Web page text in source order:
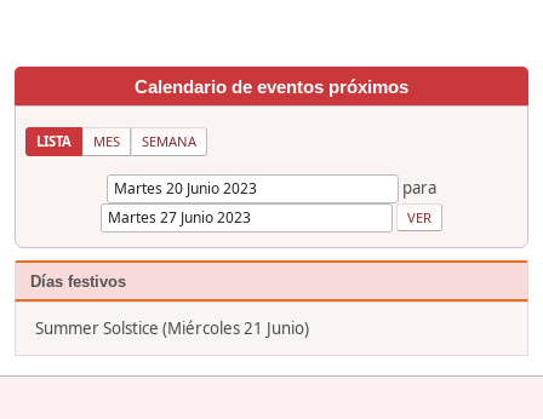
Calendario de eventos próximos
LISTA MES SEMANA
para
Días festivos
Summer Solstice (Miércoles 21 Junio)